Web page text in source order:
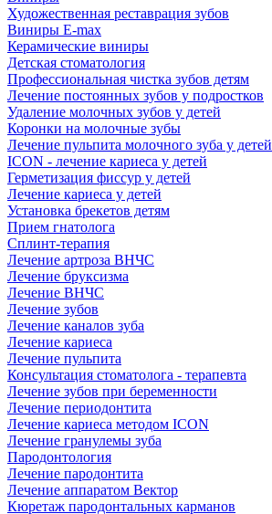
Художественная реставрация зубов
Виниры E-max
Керамические виниры
Детская стоматология
Профессиональная чистка зубов детям
Лечение постоянных зубов у подростков
Удаление молочных зубов у детей
Коронки на молочные зубы
Лечение пульпита молочного зуба у детей
ICON - лечение кариеса у детей
Герметизация фиссур у детей
Лечение кариеса у детей
Установка брекетов детям
Прием гнатолога
Сплинт-терапия
Лечение артроза ВНЧС
Лечение бруксизма
Лечение ВНЧС
Лечение зубов
Лечение каналов зуба
Лечение кариеса
Лечение пульпита
Консультация стоматолога - терапевта
Лечение зубов при беременности
Лечение периодонтита
Лечение кариеса методом ICON
Лечение гранулемы зуба
Пародонтология
Лечение пародонтита
Лечение аппаратом Вектор
Кюретаж пародонтальных карманов